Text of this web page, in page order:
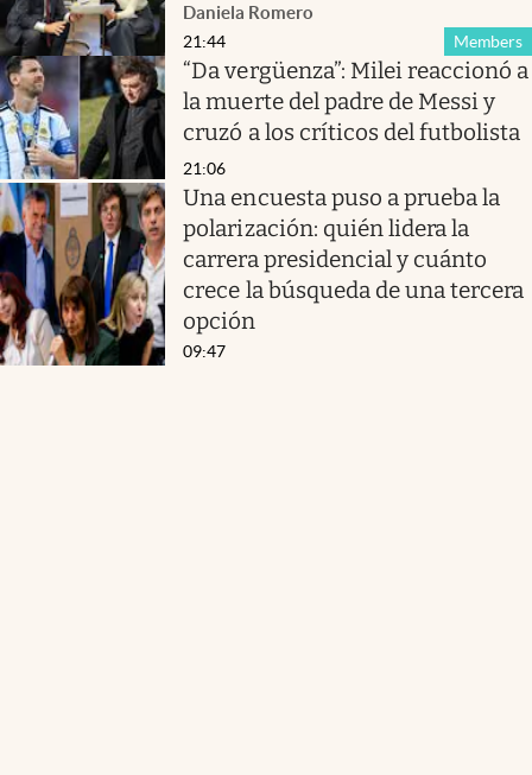
Daniela Romero
Members
21:44
“Da vergüenza”: Milei reaccionó a
la muerte del padre de Messi y
cruzó a los críticos del futbolista
21:06
Una encuesta puso a prueba la
polarización: quién lidera la
carrera presidencial y cuánto
crece la búsqueda de una tercera
opción
09:47